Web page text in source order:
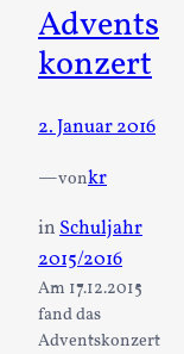
Advents
konzert
2. Januar 2016
—vonkr
inSchuljahr
2015/2016
Am 17.12.2015
fand das
Adventskonzert